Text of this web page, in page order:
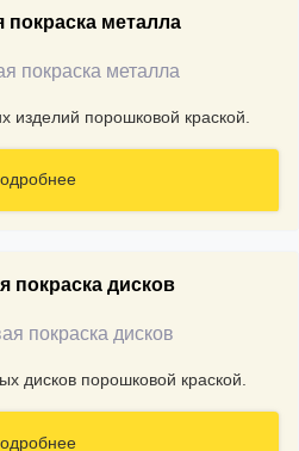
покраска металла
изделий порошковой краской.
покраска дисков
дисков порошковой краской.